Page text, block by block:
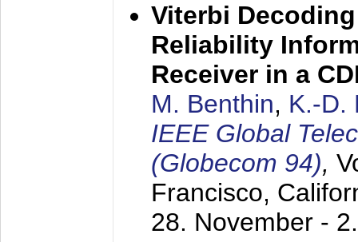
Viterbi
Reliability
Receiver in a
M. Benthin, K.-D.
IEEE Global
(Globecom 94),
Francisco,
28. November -